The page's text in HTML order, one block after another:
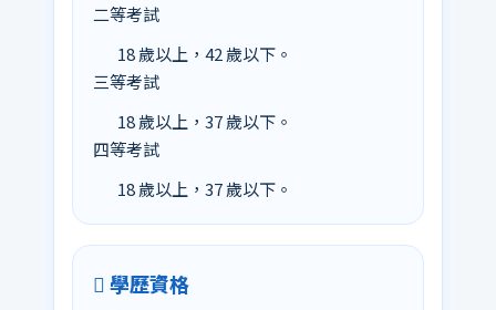
二等考試
18 歲以上，42 歲以下。
三等考試
18 歲以上，37 歲以下。
四等考試
18 歲以上，37 歲以下。
學歷資格